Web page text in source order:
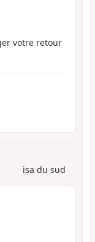
votre retour
isa du sud